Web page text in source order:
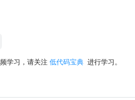
学习，请关注 低代码宝典 进行学习。